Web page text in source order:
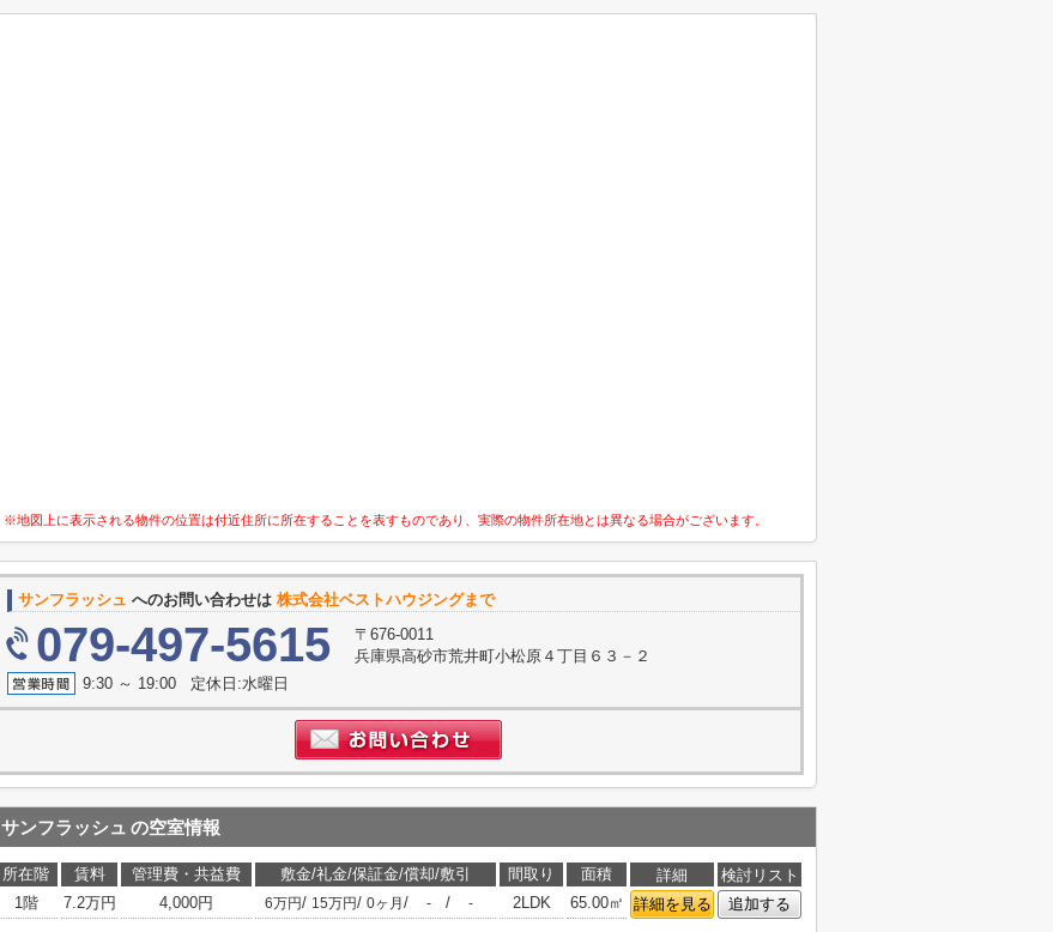
※地図上に表示される物件の位置は付近住所に所在することを表すものであり、実際の物件所在地とは異なる場合がございます。
サンフラッシュ へのお問い合わせは 株式会社ベストハウジングまで
079-497-5615
〒676-0011
兵庫県高砂市荒井町小松原４丁目６３－２
9:30 ～ 19:00 定休日:水曜日
サンフラッシュ の空室情報
所在階 賃料 管理費・共益費 敷金/礼金/保証金/償却/敷引 間取り 面積 詳細
検討リスト
1階
7.2万円 4,000円 6万円/ 15万円/ 0ヶ月 / - / - 2LDK 65.00㎡ 詳細を見る 追加する